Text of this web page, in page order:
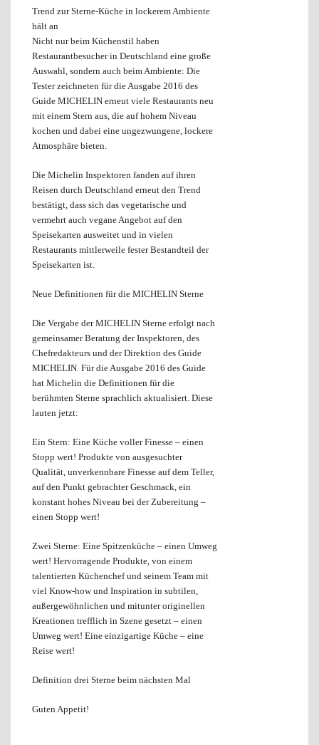
Trend zur Sterne-Küche in lockerem Ambiente
hält an
Nicht nur beim Küchenstil haben
Restaurantbesucher in Deutschland eine große
Auswahl, sondern auch beim Ambiente: Die
Tester zeichneten für die Ausgabe 2016 des
Guide MICHELIN erneut viele Restaurants neu
mit einem Stern aus, die auf hohem Niveau
kochen und dabei eine ungezwungene, lockere
Atmosphäre bieten.
Die Michelin Inspektoren fanden auf ihren
Reisen durch Deutschland erneut den Trend
bestätigt, dass sich das vegetarische und
vermehrt auch vegane Angebot auf den
Speisekarten ausweitet und in vielen
Restaurants mittlerweile fester Bestandteil der
Speisekarten ist.
Neue Definitionen für die MICHELIN Sterne
Die Vergabe der MICHELIN Sterne erfolgt nach
gemeinsamer Beratung der Inspektoren, des
Chefredakteurs und der Direktion des Guide
MICHELIN. Für die Ausgabe 2016 des Guide
hat Michelin die Definitionen für die
berühmten Sterne sprachlich aktualisiert. Diese
lauten jetzt:
Ein Stern: Eine Küche voller Finesse – einen
Stopp wert! Produkte von ausgesuchter
Qualität, unverkennbare Finesse auf dem Teller,
auf den Punkt gebrachter Geschmack, ein
konstant hohes Niveau bei der Zubereitung –
einen Stopp wert!
Zwei Sterne: Eine Spitzenküche – einen Umweg
wert! Hervorragende Produkte, von einem
talentierten Küchenchef und seinem Team mit
viel Know-how und Inspiration in subtilen,
außergewöhnlichen und mitunter originellen
Kreationen trefflich in Szene gesetzt – einen
Umweg wert! Eine einzigartige Küche – eine
Reise wert!
Definition drei Sterne beim nächsten Mal
Guten Appetit!